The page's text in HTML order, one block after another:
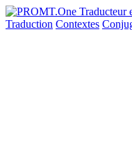
Traduction Contextes